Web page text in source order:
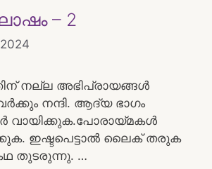
– 2
നല്ല അഭിപ്രായങ്ങൾ
നന്ദി. ആദ്യ ഭാഗം
വായിക്കുക.പോരായ്മകൾ
ഇഷ്ടപെട്ടാൽ ലൈക്‌ തരുക
തുടരുന്നു. …